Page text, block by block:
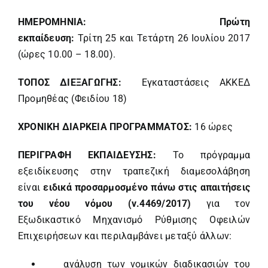
ΗΜΕΡΟΜΗΝΙΑ: Πρώτη
εκπαίδευση: Τρίτη 25 και Τετάρτη 26 Ιουλίου 2017
(ώρες 10.00 – 18.00).
ΤΟΠΟΣ ΔΙΕΞΑΓΩΓΗΣ: Εγκαταστάσεις ΑΚΚΕΔ
Προμηθέας (Φειδίου 18)
ΧΡΟΝΙΚΗ ΔΙΑΡΚΕΙΑ ΠΡΟΓΡΑΜΜΑΤΟΣ: 16 ώρες
ΠΕΡΙΓΡΑΦΗ ΕΚΠΑΙΔΕΥΣΗΣ: Το πρόγραμμα
εξειδίκευσης στην τραπεζική διαμεσολάβηση
είναι ειδικά προσαρμοσμένο πάνω στις απαιτήσεις
του νέου νόμου (ν.4469/2017) για τον
Εξωδικαστικό Μηχανισμό Ρύθμισης Οφειλών
Επιχειρήσεων και περιλαμβάνει μεταξύ άλλων:
ανάλυση των νομικών διαδικασιών του